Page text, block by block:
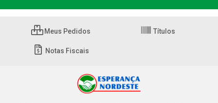
Meus Pedidos Títulos
Notas Fiscais